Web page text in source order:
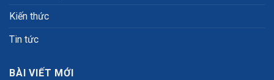
Kiến thức
Tin tức
BÀI VIẾT MỚI